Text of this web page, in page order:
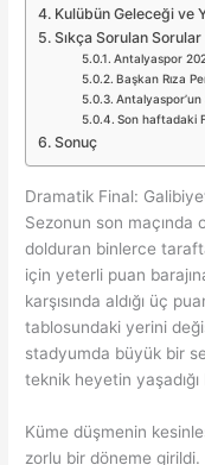
Kulübün Geleceği ve
Sıkça Sorulan Sorular
Antalyaspor
Başkan Rıza
Antalyaspor’un
Son haftadaki
Sonuç
Dramatik Final:
Sezonun son maçında
dolduran binlerce
için yeterli puan
karşısında aldığı üç
tablosundaki yerini
stadyumda büyük bir
teknik heyetin
Küme düşmenin
zorlu bir döneme girildi.